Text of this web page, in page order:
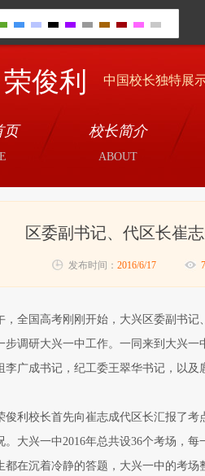
俊利 中国校长独特展
页 校长简介
ABOUT
区委副书记、代区长崔
发布时间： 2016/6/17
，全国高考刚刚开始，大兴区委副书
步调研大兴一中工作。一同来到大兴
李广成书记，纪工委王翠华书记，以
俊利校长首先向崔志成代区长汇报了
。大兴一中2016年总共设36个考场，
都在沉着冷静的答题，大兴一中的考